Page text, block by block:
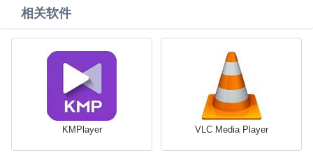
相关软件
KMPlayer VLC Media Player